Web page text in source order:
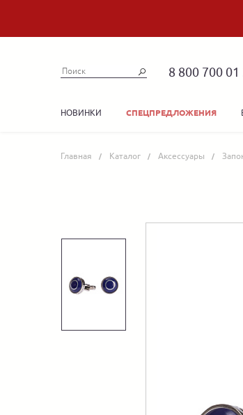
8 800 700 01
НОВИНКИ СПЕЦПРЕДЛОЖЕНИЯ
Главная Каталог Аксессуары